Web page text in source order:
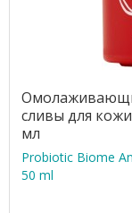
сливы для
мл
Probiotic Biome
50 ml